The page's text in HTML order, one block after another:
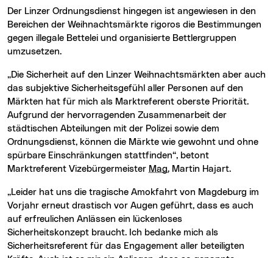
Der Linzer Ordnungsdienst hingegen ist angewiesen in den
Bereichen der Weihnachtsmärkte rigoros die Bestimmungen
gegen illegale Bettelei und organisierte Bettlergruppen
umzusetzen.
„Die Sicherheit auf den Linzer Weihnachtsmärkten aber auch
das subjektive Sicherheitsgefühl aller Personen auf den
Märkten hat für mich als Marktreferent oberste Priorität.
Aufgrund der hervorragenden Zusammenarbeit der
städtischen Abteilungen mit der Polizei sowie dem
Ordnungsdienst, können die Märkte wie gewohnt und ohne
spürbare Einschränkungen stattfinden“, betont
Marktreferent Vizebürgermeister Mag. Martin Hajart.
„Leider hat uns die tragische Amokfahrt von Magdeburg im
Vorjahr erneut drastisch vor Augen geführt, dass es auch
auf erfreulichen Anlässen ein lückenloses
Sicherheitskonzept braucht. Ich bedanke mich als
Sicherheitsreferent für das Engagement aller beteiligten